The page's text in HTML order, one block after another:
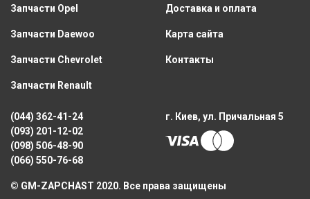
Запчасти Opel
Запчасти Daewoo
Запчасти Chevrolet
Запчасти Renault
Доставка и оплата
Карта сайта
Контакты
(044) 362-41-24
(093) 201-12-02
(098) 506-48-90
(066) 550-76-68
г. Киев, ул. Причальная 5
© GM-ZAPCHAST 2020. Все права защищены